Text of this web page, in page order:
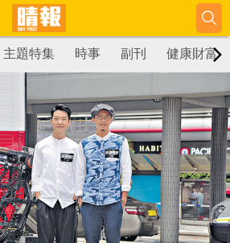
主題特集 時事 副刊 健康財富